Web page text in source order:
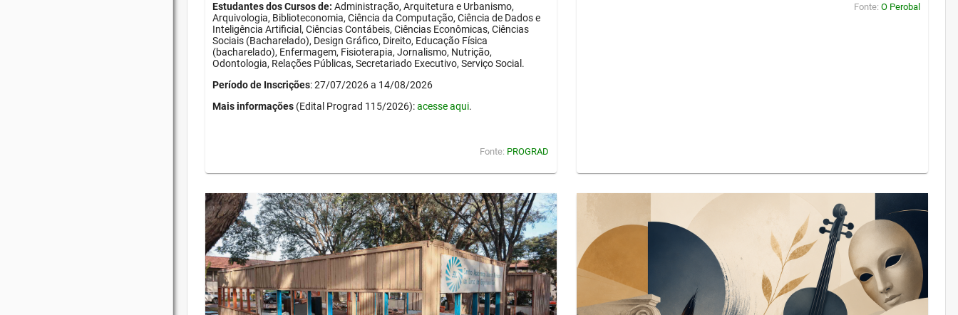
Estudantes dos Cursos de: Administração, Arquitetura e Urbanismo,
Arquivologia, Biblioteconomia, Ciência da Computação, Ciência de Dados e
Inteligência Artificial, Ciências Contábeis, Ciências Econômicas, Ciências
Sociais (Bacharelado), Design Gráfico, Direito, Educação Física
(bacharelado), Enfermagem, Fisioterapia, Jornalismo, Nutrição,
Odontologia, Relações Públicas, Secretariado Executivo, Serviço Social.
Período de Inscrições: 27/07/2026 a 14/08/2026
Mais informações (Edital Prograd 115/2026):acesse aqui.
Fonte: PROGRAD
Fonte: O Perobal